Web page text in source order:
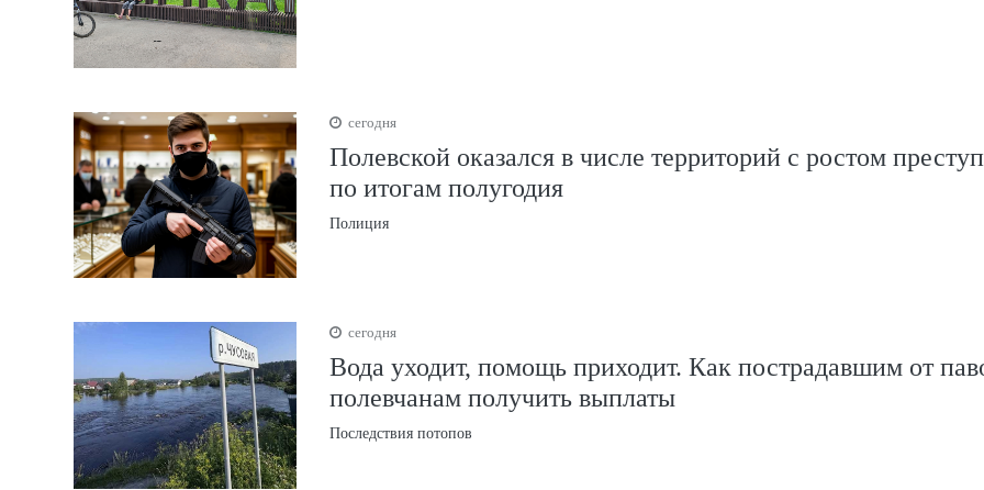
сегодня
Полевской оказался в числе территорий с ростом
по итогам полугодия
Полиция
сегодня
Вода уходит, помощь приходит. Как пострадавшим от
полевчанам получить выплаты
Последствия потопов